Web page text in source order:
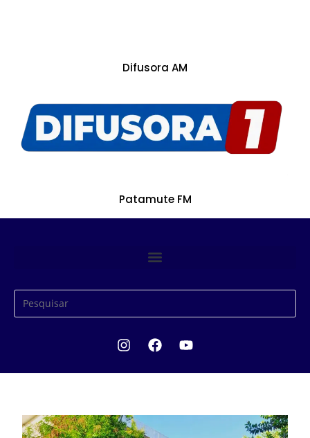
Difusora AM
Patamute FM